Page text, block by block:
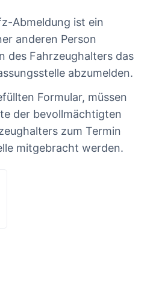
Abmeldung ist ein
anderen Person
des Fahrzeughalters das
abzumelden.
Formular, müssen
der bevollmächtigten
zum Termin
mitgebracht werden.